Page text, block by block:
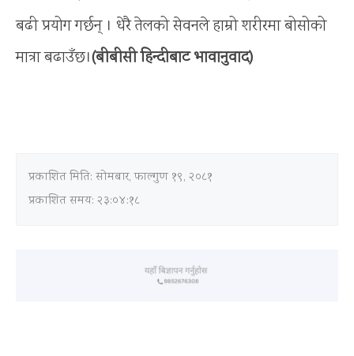
बढी प्रयोग गर्छन् । धेरै तेलको सेवनले हाम्रो शरीरमा बोसोको
मात्रा बढाउँछ।(बीबीसी हिन्दीबाट भावानुवाद)
प्रकाशित मिति: सोमबार, फाल्गुण १९, २०८१
प्रकाशित समय: २३:०४:१८